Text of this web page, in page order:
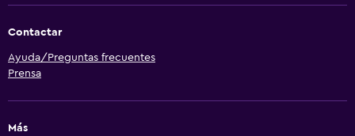
Contactar
Ayuda/Preguntas frecuentes
Prensa
Más